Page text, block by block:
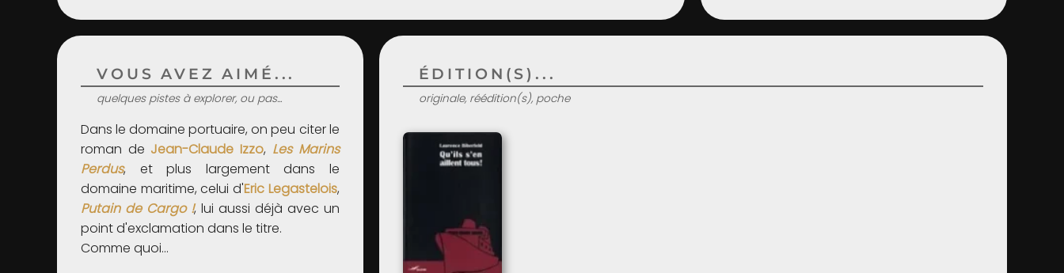
VOUS AVEZ AIMÉ...
quelques pistes à explorer, ou pas...
Dans le domaine portuaire, on peu citer le
roman de Jean-Claude Izzo, Les Marins
Perdus, et plus largement dans le
domaine maritime, celui d'Eric Legastelois,
Putain de Cargo !, lui aussi déjà avec un
point d'exclamation dans le titre.
Comme quoi…
ÉDITION(S)...
originale, réédition(s), poche